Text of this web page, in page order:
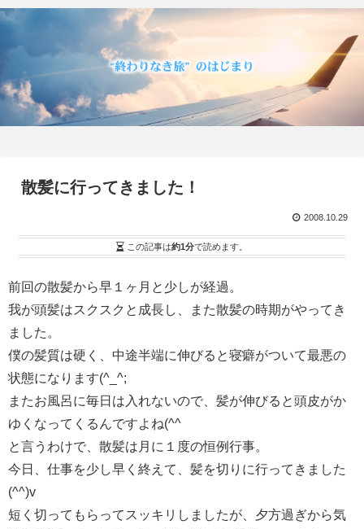
散髪に行ってきました！
2008.10.29
この記事は約1分で読めます。
前回の散髪から早１ヶ月と少しが経過。
我が頭髪はスクスクと成長し、また散髪の時期がやってき
ました。
僕の髪質は硬く、中途半端に伸びると寝癖がついて最悪の
状態になります(^_^;
またお風呂に毎日は入れないので、髪が伸びると頭皮がか
ゆくなってくるんですよね(^^ゞ
と言うわけで、散髪は月に１度の恒例行事。
今日、仕事を少し早く終えて、髪を切りに行ってきました
(^^)v
短く切ってもらってスッキリしましたが、夕方過ぎから気